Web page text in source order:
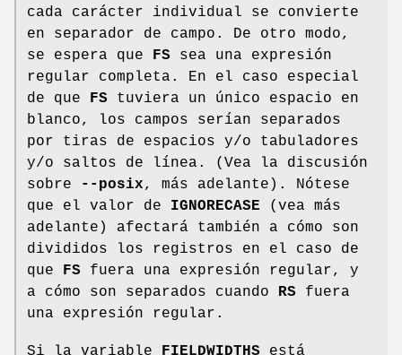
cada carácter individual se convierte
en separador de campo. De otro modo,
se espera que FS sea una expresión
regular completa. En el caso especial
de que FS tuviera un único espacio en
blanco, los campos serían separados
por tiras de espacios y/o tabuladores
y/o saltos de línea. (Vea la discusión
sobre
--posix, más adelante). Nótese
que el valor de IGNORECASE (vea más
adelante) afectará también a cómo son
divididos los registros en el caso de
que FS fuera una expresión regular, y
a cómo son separados cuando RS fuera
una expresión regular.
Si la variable FIELDWIDTHS está